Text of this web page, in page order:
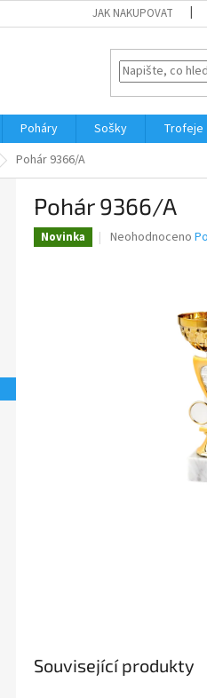
JAK NAKUPOVAT
Poháry Sošky Trofeje
Pohár 9366/A
Pohár 9366/A
Novinka
Průměrné
Neohodnoceno
Související produkty